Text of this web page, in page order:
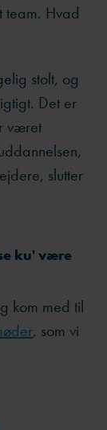
Hvad
stolt, og
Det er
været
slutter
ku' være
kom med til
, som vi